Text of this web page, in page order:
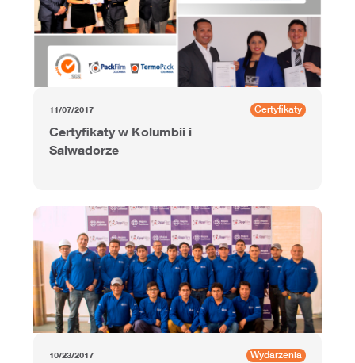
11/07/2017 Certyfikaty
Certyfikaty w Kolumbii i
Salwadorze
10/23/2017 Wydarzenia